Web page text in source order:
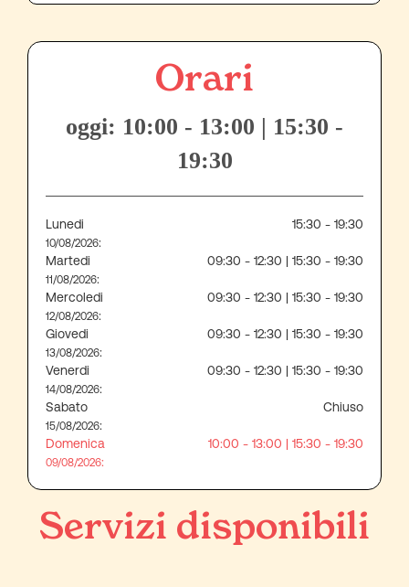
Orari
oggi: 10:00 - 13:00 | 15:30 -
19:30
Lunedi
10/08/2026:
15:30 - 19:30
Martedi
11/08/2026:
09:30 - 12:30 | 15:30 - 19:30
Mercoledi
12/08/2026:
09:30 - 12:30 | 15:30 - 19:30
Giovedi
13/08/2026:
09:30 - 12:30 | 15:30 - 19:30
Venerdi
14/08/2026:
09:30 - 12:30 | 15:30 - 19:30
Sabato
15/08/2026:
Chiuso
Domenica
09/08/2026:
10:00 - 13:00 | 15:30 - 19:30
Servizi disponibili